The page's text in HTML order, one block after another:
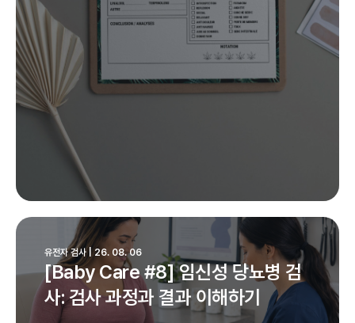
[Baby Care #8] 임신성 당뇨병 검
사: 검사 과정과 결과 이해하기
유전자 검사 | 26. 08. 06